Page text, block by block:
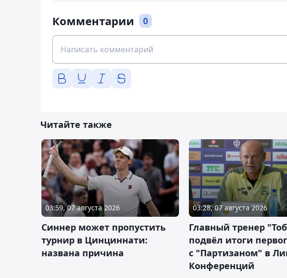
Комментарии 0
Читайте также
03:59, 07 августа 2026
Синнер может пропустить
турнир в Цинциннати:
названа причина
03:28, 07 августа 2026
Главный тренер
подвёл итоги
с "Партизаном" в
Конференций